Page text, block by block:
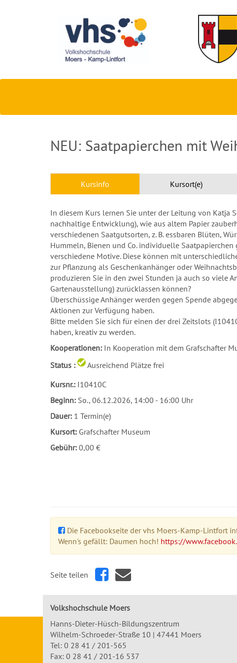
NEU: Saatpapierchen mit
Kursinfo Kursort(e)
In diesem Kurs lernen Sie unter der Leitung von Katja
nachhaltige Entwicklung), wie aus altem Papier
verschiedenen Saatgutsorten, z. B. essbaren Blüten,
Hummeln, Bienen und Co. individuelle
verschiedene Motive. Diese können mit
zur Pflanzung als Geschenkanhänger oder
produzieren Sie in den zwei Stunden ja auch so viele
Gartenausstellung) zurücklassen können?
Überschüssige Anhänger werden gegen Spende
Aktionen zur Verfügung haben.
Bitte melden Sie sich für einen der drei Zeitslots
haben, kreativ zu werden.
Kooperationen: In Kooperation mit dem Grafschafter
Status :
Ausreichend Plätze frei
Kursnr.: I10410C
Beginn: So., 06.12.2026, 14:00 - 16:00 Uhr
Dauer: 1 Termin(e)
Kursort: Grafschafter Museum
Gebühr: 0,00 €
Die Facebookseite der vhs Moers-Kamp-Lintfort
Wenn's gefällt: Daumen hoch! https://
Seite teilen
Volkshochschule Moers
Hanns-Dieter-Hüsch-Bildungszentrum
Wilhelm-Schroeder-Straße 10 | 47441 Moers
Tel: 0 28 41 / 201-565
Fax: 0 28 41 / 201-16 537